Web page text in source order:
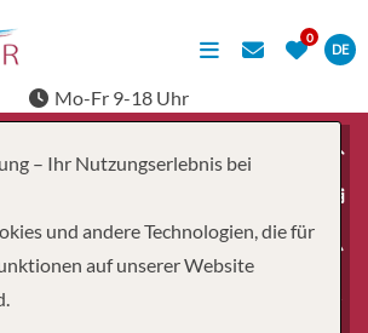
DE
Mo-Fr 9-18 Uhr
– Ihr Nutzungserlebnis bei
und andere Technologien, die für
auf unserer Website